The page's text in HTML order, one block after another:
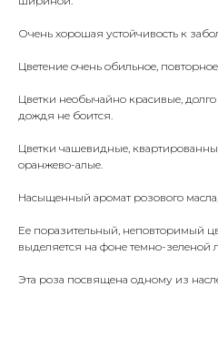
Очень хорошая устойчивость к
Цветение очень обильное,
Цветки необычайно красивые,
дождя не боится.
Цветки чашевидные,
оранжево-алые.
Насыщенный аромат розового
Ее поразительный, неповторимый
выделяется на фоне темно-зеленой
Эта роза посвящена одному из